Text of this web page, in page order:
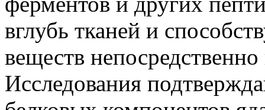
вглубь тканей и
веществ
Исследования